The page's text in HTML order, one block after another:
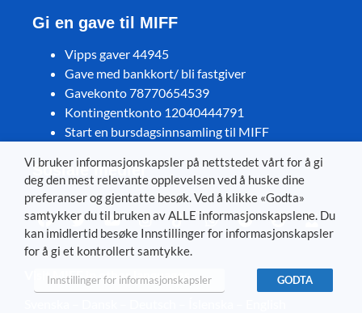
Gi en gave til MIFF
Vipps gaver 44945
Gave med bankkort/ bli fastgiver
Gavekonto 78770654539
Kontingentkonto 12040444791
Start en bursdagsinnsamling til MIFF
Sosiale medier
Visit MIFF in other languages
Vi bruker informasjonskapsler på nettstedet vårt for å gi
deg den mest relevante opplevelsen ved å huske dine
preferanser og gjentatte besøk. Ved å klikke «Godta»
samtykker du til bruken av ALLE informasjonskapslene. Du
kan imidlertid besøke Innstillinger for informasjonskapsler
for å gi et kontrollert samtykke.
Innstillinger for informasjonskapsler GODTA